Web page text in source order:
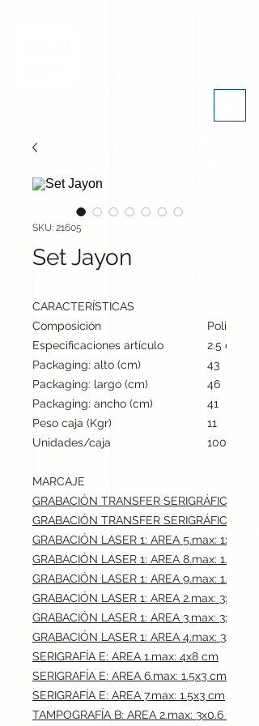
SKU: 21605
Set Jayon
CARACTERÍSTICAS
Composición
Poliéster
Especificaciones artículo
2.5 cm /
Packaging: alto (cm)
43
Packaging: largo (cm)
46
Packaging: ancho (cm)
41
Peso caja (Kgr)
11
Unidades/caja
100
MARCAJE
GRABACIÓN TRANSFER SERIGRÁFICO:
GRABACIÓN TRANSFER SERIGRÁFICO:
GRABACIÓN LASER 1: AREA 5.max: 1x0.3 cm
GRABACIÓN LASER 1: AREA 8.max: 1.5x1.2
GRABACIÓN LASER 1: AREA 9.max: 1.5x0.8
GRABACIÓN LASER 1: AREA 2.max: 3x0.6
GRABACIÓN LASER 1: AREA 3.max: 3x0.6
GRABACIÓN LASER 1: AREA 4.max: 3x0.6
SERIGRAFÍA E: AREA 1.max: 4x8 cm
SERIGRAFÍA E: AREA 6.max: 1.5x3 cm
SERIGRAFÍA E: AREA 7.max: 1.5x3 cm
TAMPOGRAFÍA B: AREA 2.max: 3x0.6 cm